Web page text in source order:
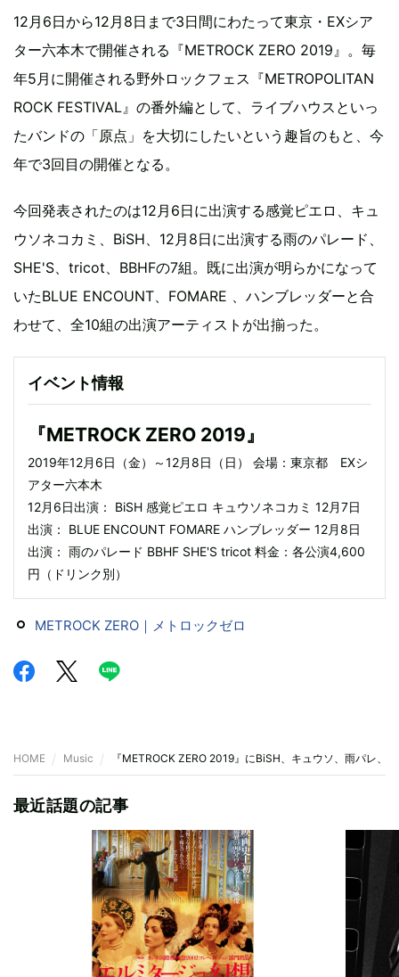
12月6日から12月8日まで3日間にわたって東京・EXシア
ター六本木で開催される『METROCK ZERO 2019』。毎
年5月に開催される野外ロックフェス『METROPOLITAN
ROCK FESTIVAL』の番外編として、ライブハウスといっ
たバンドの「原点」を大切にしたいという趣旨のもと、今
年で3回目の開催となる。
今回発表されたのは12月6日に出演する感覚ピエロ、キュ
ウソネコカミ、BiSH、12月8日に出演する雨のパレード、
SHE'S、tricot、BBHFの7組。既に出演が明らかになって
いたBLUE ENCOUNT、FOMARE 、ハンブレッダーと合
わせて、全10組の出演アーティストが出揃った。
イベント情報
『METROCK ZERO 2019』
2019年12月6日（金）～12月8日（日） 会場：東京都 EXシ
アター六本木
12月6日出演： BiSH 感覚ピエロ キュウソネコカミ 12月7日
出演： BLUE ENCOUNT FOMARE ハンブレッダー 12月8日
出演： 雨のパレード BBHF SHE'S tricot 料金：各公演4,600
円（ドリンク別）
METROCK ZERO｜メトロックゼロ
HOME Music 『METROCK ZERO 2019』にBiSH、キュウソ、雨パレ、
最近話題の記事